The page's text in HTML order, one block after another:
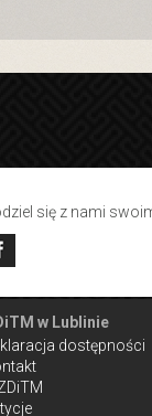
się z nami
w Lublinie
dostępności